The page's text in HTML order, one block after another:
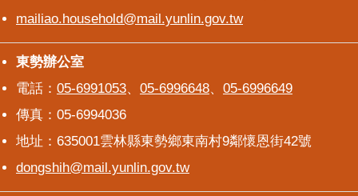
mailiao.household@mail.yunlin.gov.tw
東勢辦公室
東勢辦公室
電話： 05-6991053、 05-6996648、 05-6996649
傳真：05-6994036
地址：635001雲林縣東勢鄉東南村9鄰懷恩街42號
dongshih@mail.yunlin.gov.tw